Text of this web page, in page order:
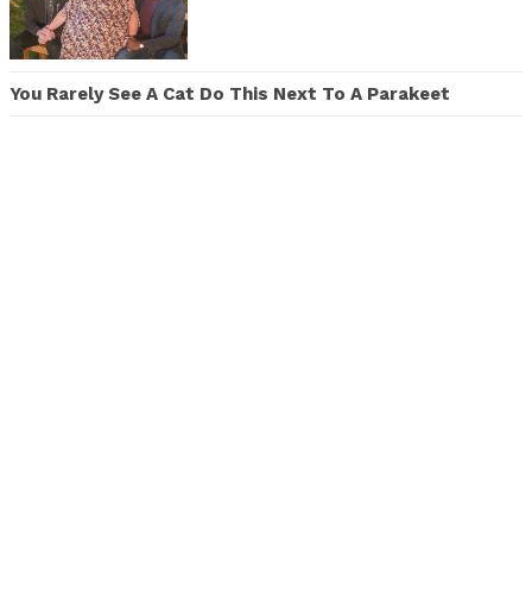
You Rarely See A Cat Do This Next To A Parakeet